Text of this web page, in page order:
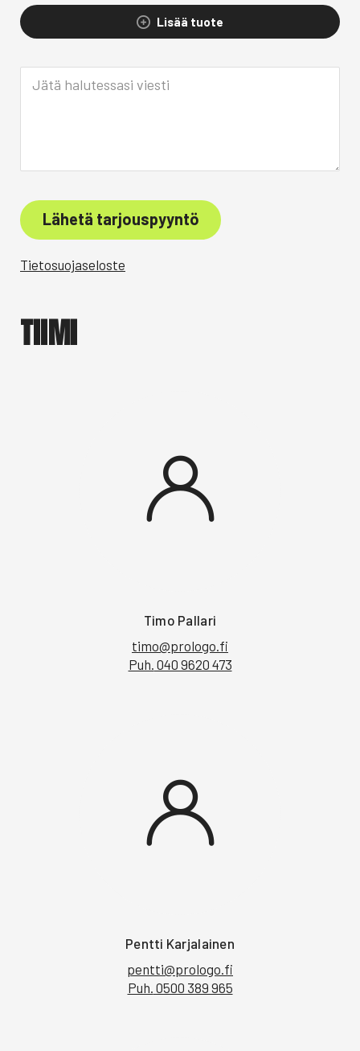
Lisää tuote
Lähetä tarjouspyyntö
Tietosuojaseloste
TIIMI
Timo Pallari
timo@prologo.fi
Puh. 040 9620 473
Pentti Karjalainen
pentti@prologo.fi
Puh. 0500 389 965